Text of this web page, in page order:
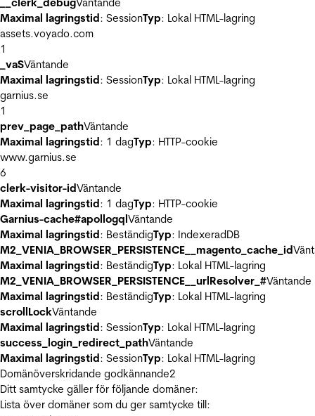
Maximal lagringstid: SessionTyp: Lokal HTML-lagring
assets.voyado.com
1
_vaSVäntande
Maximal lagringstid: SessionTyp: Lokal HTML-lagring
garnius.se
1
prev_page_pathVäntande
Maximal lagringstid: 1 dagTyp: HTTP-cookie
www.garnius.se
6
clerk-visitor-idVäntande
Maximal lagringstid: 1 dagTyp: HTTP-cookie
Garnius-cache#apollogqlVäntande
Maximal lagringstid: BeständigTyp: IndexeradDB
M2_VENIA_BROWSER_PERSISTENCE__magento_cache_id
Maximal lagringstid: BeständigTyp: Lokal HTML-lagring
M2_VENIA_BROWSER_PERSISTENCE__urlResolver_#Väntande
Maximal lagringstid: BeständigTyp: Lokal HTML-lagring
scrollLockVäntande
Maximal lagringstid: SessionTyp: Lokal HTML-lagring
success_login_redirect_pathVäntande
Maximal lagringstid: SessionTyp: Lokal HTML-lagring
Domänöverskridande godkännande2
Ditt samtycke gäller för följande domäner:
Lista över domäner som du ger samtycke till: